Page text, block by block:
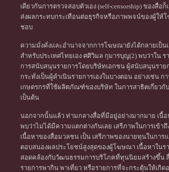
เดียวกันการตรวจสอบตัวเอง (self-censorship) ของสื่
ส่งผลกระทบกระเทือนต่อธุรกิจหรือภาพพจน์ของผู้ให้โ
ชอบ
ความมั่งคั่งและอำนาจจากการโฆษณายังได้กลายเป็
สำหรับประเทศไทยเอง ศศิวิมล กุมารบุญ(2) พบว่าใน
การสนับสนุนรายการโดยบริษัทเอกชน ผู้สนับสนุนราย
กระทั่งเป็นผู้ดำเนินรายการเองในบางตอน อย่างเช่น
เกษตรกรที่ใช้ผลิตภัณฑ์ของบริษัท ในการสาธิตเกี่ยว
เป็นต้น
นอกจากนั้นแล้ว ท่ามกลางสื่อที่มีอยู่อย่างมากมาย เนื้
พบว่าไม่ได้มีความแตกต่างกันเลย เสรีภาพในการเข้
เนื้อหาของสื่อมวลชน เป็น เสรีภาพของนายทุนในการ
ตอบสนองผลประโยชน์สูงสุดของผู้โฆษณา เนื้อหาในร
สอดคล้องกับวัฒนธรรมการบริโภคที่ทุนนิยมสร้างขึ้น สื่
รายการพากิน พาเที่ยว หรือรายการที่จะกระตุ้นให้เ